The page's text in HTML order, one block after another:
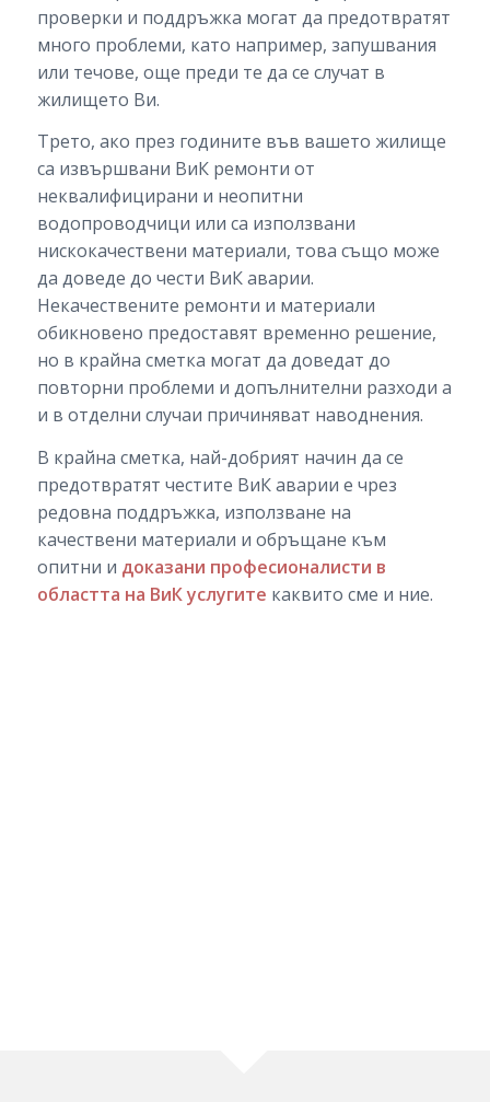
проверки и поддръжка могат да предотвратят
много проблеми, като например, запушвания
или течове, още преди те да се случат в
жилището Ви.
Трето, ако през годините във вашето жилище
са извършвани ВиК ремонти от
неквалифицирани и неопитни
водопроводчици или са използвани
нискокачествени материали, това също може
да доведе до чести ВиК аварии.
Некачествените ремонти и материали
обикновено предоставят временно решение,
но в крайна сметка могат да доведат до
повторни проблеми и допълнителни разходи а
и в отделни случаи причиняват наводнения.
В крайна сметка, най-добрият начин да се
предотвратят честите ВиК аварии е чрез
редовна поддръжка, използване на
качествени материали и обръщане към
опитни и доказани професионалисти в
областта на ВиК услугите каквито сме и ние.